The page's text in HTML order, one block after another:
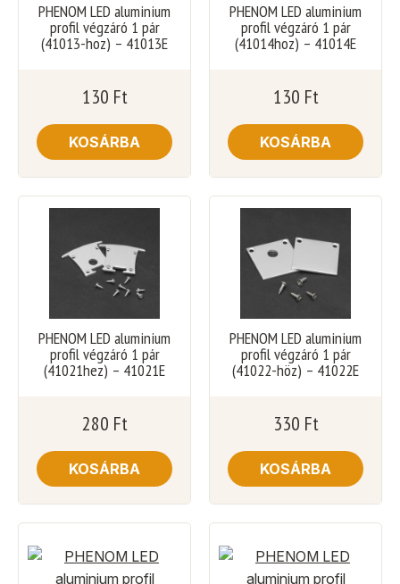
PHENOM LED aluminium
profil végzáró 1 pár
(41013-hoz) – 41013E
130 Ft
KOSÁRBA
PHENOM LED aluminium
profil végzáró 1 pár
(41014hoz) – 41014E
130 Ft
KOSÁRBA
PHENOM LED aluminium
profil végzáró 1 pár
(41021hez) – 41021E
280 Ft
KOSÁRBA
PHENOM LED aluminium
profil végzáró 1 pár
(41022-höz) – 41022E
330 Ft
KOSÁRBA